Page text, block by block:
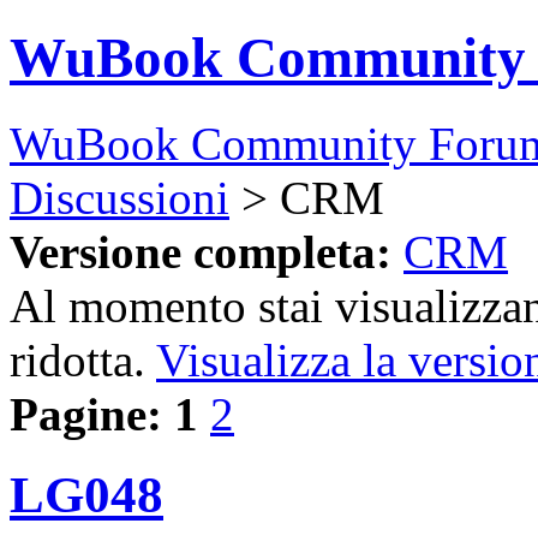
WuBook
WuBook Community
Discussioni > CRM
Versione completa: CRM
Al momento stai
ridotta. Visualizza la
Pagine: 1 2
LG048